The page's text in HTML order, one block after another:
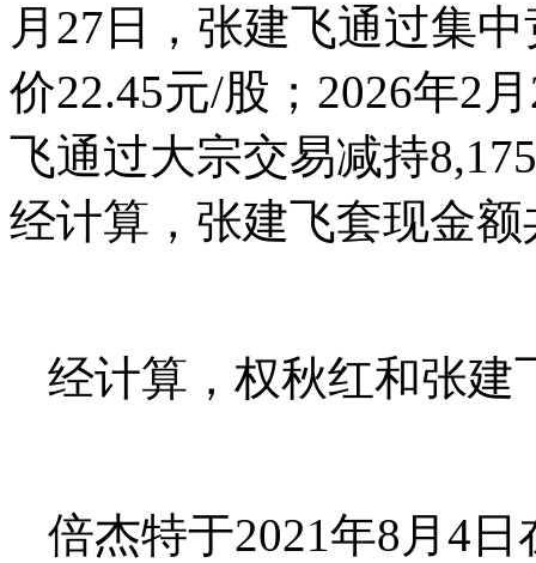
月27日，张建飞通过集
价22.45元/股；2026年2
飞通过大宗交易减持
经计算，张建飞套现金额
经计算，权秋红和张建
倍杰特于2021年8月4